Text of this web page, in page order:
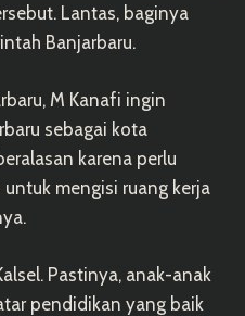
Lantas, baginya
Banjarbaru.
M Kanafi ingin
sebagai kota
karena perlu
mengisi ruang kerja
Pastinya, anak-anak
pendidikan yang baik